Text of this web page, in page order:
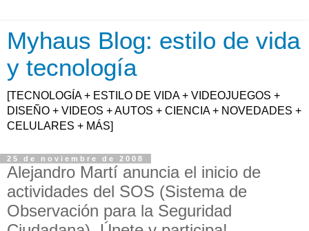
Myhaus Blog: estilo de vida
y tecnología
[TECNOLOGÍA + ESTILO DE VIDA + VIDEOJUEGOS +
DISEÑO + VIDEOS + AUTOS + CIENCIA + NOVEDADES +
CELULARES + MÁS]
25 de noviembre de 2008
Alejandro Martí anuncia el inicio de
actividades del SOS (Sistema de
Observación para la Seguridad